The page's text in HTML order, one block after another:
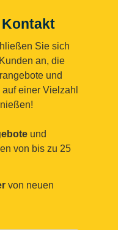
Sie sich
an, die
und
einer Vielzahl
und
von bis zu 25
von neuen